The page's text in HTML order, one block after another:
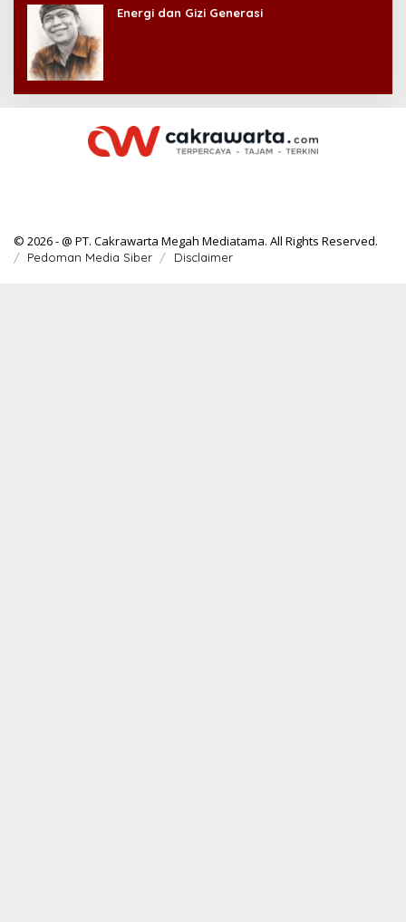
Energi dan Gizi Generasi
© 2026 - @ PT. Cakrawarta Megah Mediatama. All Rights Reserved.
Pedoman Media Siber Disclaimer